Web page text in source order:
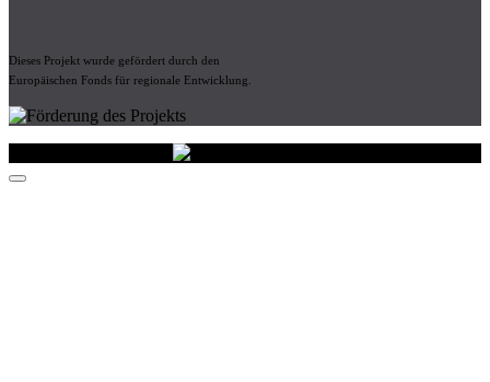
Dieses Projekt wurde gefördert durch den
Europäischen Fonds für regionale Entwicklung.